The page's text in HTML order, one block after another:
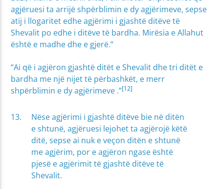
agjëruesi ta arrijë shpërblimin e dy agjërimeve, sepse
atij i llogaritet edhe agjërimi i gjashtë ditëve të
Shevalit po edhe i ditëve të bardha. Mirësia e Allahut
është e madhe dhe e gjerë.”
“Ai që i agjëron gjashtë ditët e Shevalit dhe tri ditët e
bardha me një nijet të përbashkët, e merr
shpërblimin e dy agjërimeve .”[12]
Nëse agjërimi i gjashtë ditëve bie në ditën
e shtunë, agjëruesi lejohet ta agjërojë këtë
ditë, sepse ai nuk e veçon ditën e shtunë
me agjërim, por e agjëron ngase është
pjesë e agjërimit të gjashtë ditëve të
Shevalit.